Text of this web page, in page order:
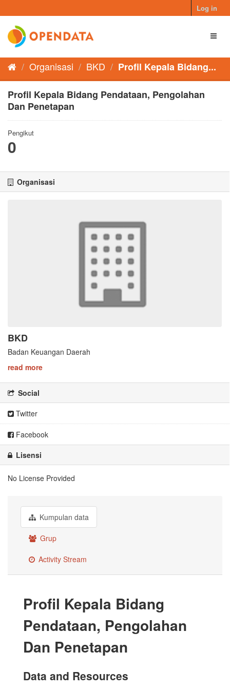
to
content
Log in
Organisasi BKD Profil Kepala Bidang...
Profil Kepala Bidang Pendataan, Pengolahan
Dan Penetapan
Pengikut
0
Organisasi
BKD
Badan Keuangan Daerah
read more
Social
Twitter
Facebook
Lisensi
No License Provided
Kumpulan data
Grup
Activity Stream
Profil Kepala Bidang
Pendataan, Pengolahan
Dan Penetapan
Data and Resources